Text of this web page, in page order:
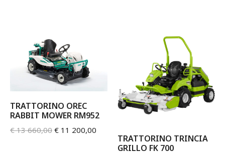
TRATTORINO OREC
RABBIT MOWER RM952
€13 660,00 € 11 200,00
TRATTORINO TRINCIA
GRILLO FK 700